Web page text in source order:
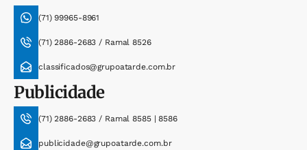
(71) 99965-8961
(71) 2886-2683 / Ramal 8526
classificados@grupoatarde.com.br
Publicidade
(71) 2886-2683 / Ramal 8585 | 8586
publicidade@grupoatarde.com.br